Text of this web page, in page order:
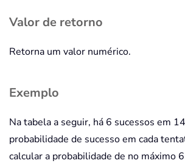
Valor de retorno
Retorna um valor numérico.
Exemplo
Na tabela a seguir, há 6 sucessos em
probabilidade de sucesso em cada
calcular a probabilidade de no máximo